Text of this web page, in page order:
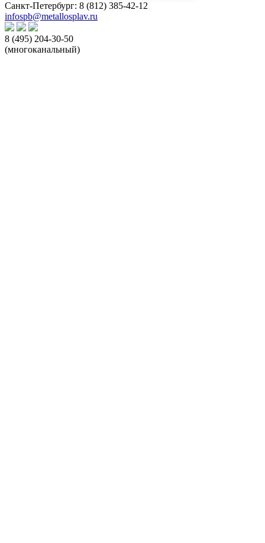
Санкт-Петербург: 8 (812) 385-42-12
infospb@metallosplav.ru
8 (495) 204-30-50
(многоканальный)